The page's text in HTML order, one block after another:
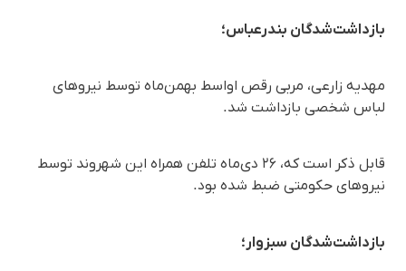
بازداشت‌شدگان بندرعباس؛
مهدیه زارعی، مربی رقص اواسط بهمن‌ماه توسط نیروهای
لباس شخصی بازداشت شد.
قابل ذکر است که، ۲۶ دی‌ماه تلفن همراه این شهروند توسط
نیروهای حکومتی ضبط شده بود.
بازداشت‌شدگان سبزوار؛